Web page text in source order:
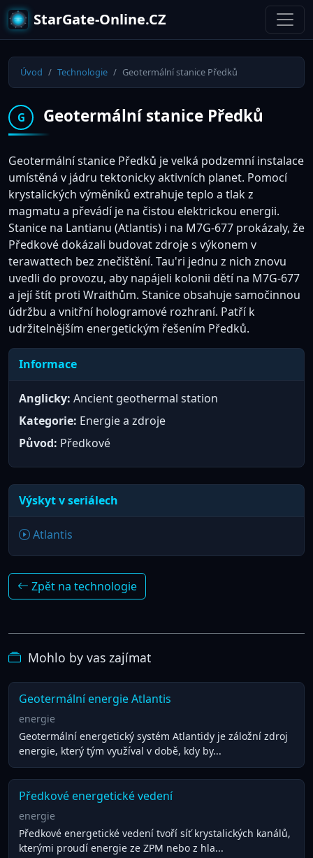
StarGate-Online.CZ
Úvod Technologie Geotermální stanice Předků
G Geotermální stanice Předků
Geotermální stanice Předků je velká podzemní instalace
umístěná v jádru tektonicky aktivních planet. Pomocí
krystalických výměníků extrahuje teplo a tlak z
magmatu a převádí je na čistou elektrickou energii.
Stanice na Lantianu (Atlantis) i na M7G-677 prokázaly, že
Předkové dokázali budovat zdroje s výkonem v
terawattech bez znečištění. Tau'ri jednu z nich znovu
uvedli do provozu, aby napájeli kolonii dětí na M7G-677
a její štít proti Wraithům. Stanice obsahuje samočinnou
údržbu a vnitřní hologramové rozhraní. Patří k
udržitelnějším energetickým řešením Předků.
Informace
Anglicky: Ancient geothermal station
Kategorie: Energie a zdroje
Původ: Předkové
Výskyt v seriálech
Atlantis
Zpět na technologie
Mohlo by vas zajímat
Geotermální energie Atlantis
energie
Geotermální energetický systém Atlantidy je záložní zdroj
energie, který tým využíval v době, kdy by...
Předkové energetické vedení
energie
Předkové energetické vedení tvoří síť krystalických kanálů,
kterými proudí energie ze ZPM nebo z hla...